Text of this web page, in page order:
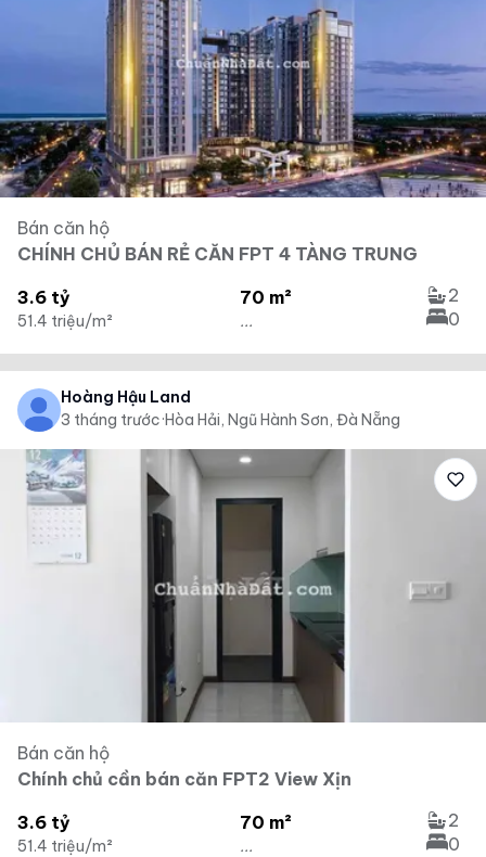
Bán căn hộ
CHÍNH CHỦ BÁN RẺ CĂN FPT 4 TÀNG TRUNG
3.6 tỷ
51.4 triệu/m²
70 m²
...
2
0
Hoàng Hậu Land
3 tháng trước·Hòa Hải, Ngũ Hành Sơn, Đà Nẵng
Bán căn hộ
Chính chủ cần bán căn FPT2 View Xịn
3.6 tỷ
51.4 triệu/m²
70 m²
...
2
0